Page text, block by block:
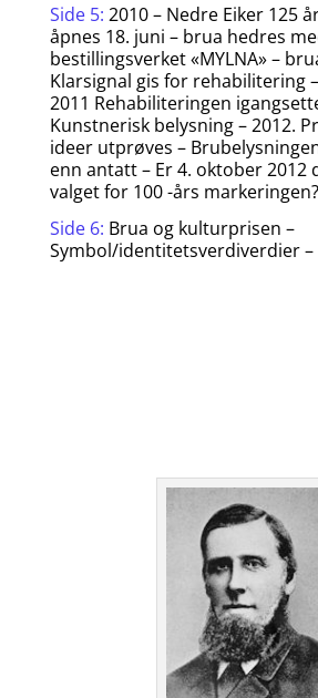
Side 5: 2010 – Nedre Eiker 125
åpnes 18. juni – brua hedres
bestillingsverket «MYLNA» –
Klarsignal gis for rehabilitering
2011 Rehabiliteringen
Kunstnerisk belysning – 2012.
ideer utprøves –
enn antatt – Er 4. oktober 2012
valget for 100 -års markeringen?
Side 6: Brua og kulturprisen –
Symbol/identitetsverdiverdier –